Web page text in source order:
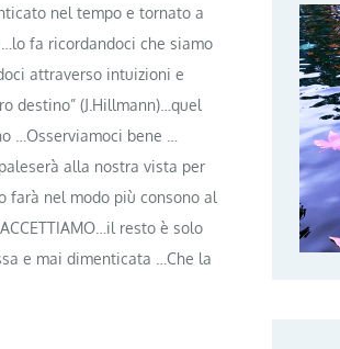
nel tempo e tornato a
fa ricordandoci che siamo
attraverso intuizioni e
destino” (J.Hillmann)…quel
…Osserviamoci bene …
alla nostra vista per
farà nel modo più consono al
resto è solo
e mai dimenticata …Che la